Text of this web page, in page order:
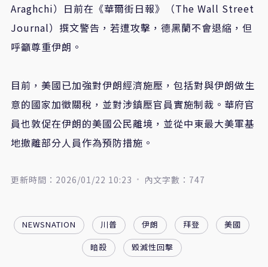
Araghchi）日前在《華爾街日報》（The Wall Street
Journal）撰文警告，若遭攻擊，德黑蘭不會退縮，但
呼籲尊重伊朗。
目前，美國已加強對伊朗經濟施壓，包括對與伊朗做生
意的國家加徵關稅，並對涉鎮壓官員實施制裁。華府官
員也敦促在伊朗的美國公民離境，並從中東最大美軍基
地撤離部分人員作為預防措施。
更新時間：2026/01/22 10:23 內文字數：747
NEWSNATION 川普 伊朗 拜登
美國
暗殺
毀滅性回擊